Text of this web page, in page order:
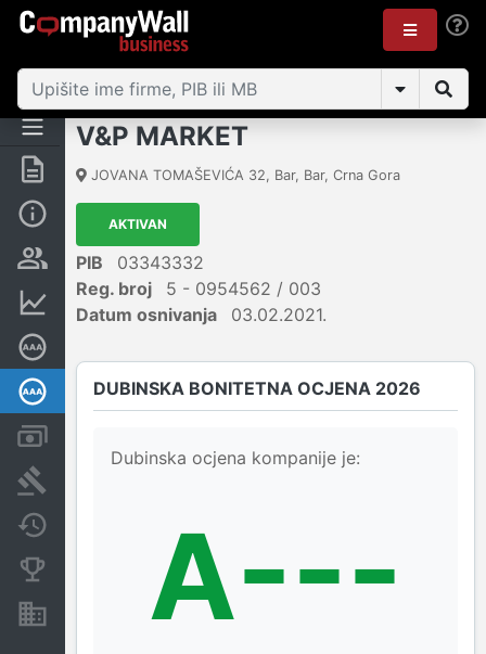
Sažetak
Osobe i vlasništvo
Finansijski podaci
Dubinska bonitetna ocjena
Konkurentne kompanije
Nekretnine i imovina
V&P MARKET
JOVANA TOMAŠEVIĆA 32, Bar, Bar, Crna Gora
AKTIVAN
PIB
03343332
Reg. broj
5 - 0954562 / 003
Datum osnivanja
03.02.2021.
DUBINSKA BONITETNA OCJENA 2026
Dubinska ocjena kompanije je:
A---